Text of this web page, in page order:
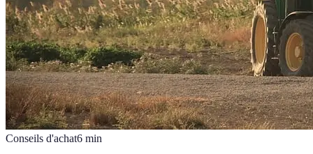
Conseils d'achat6 min